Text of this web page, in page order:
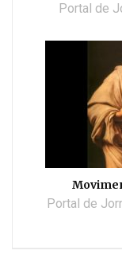
Portal de
Portal de